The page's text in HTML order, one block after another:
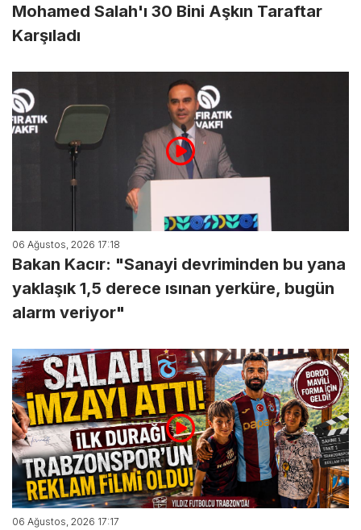
Mohamed Salah'ı 30 Bini Aşkın Taraftar
Karşıladı
06 Ağustos, 2026 17:18
Bakan Kacır: "Sanayi devriminden bu yana
yaklaşık 1,5 derece ısınan yerküre, bugün
alarm veriyor"
06 Ağustos, 2026 17:17